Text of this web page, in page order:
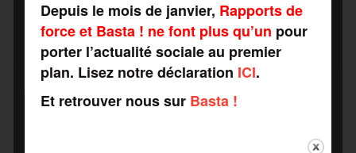
b
o
t
e
l a
g
g
t
Depuis le mois de janvier, Rapports de
force et Basta ! ne font plus qu’un pour
porter l’actualité sociale au premier
plan. Lisez notre déclaration ICI.
Et retrouver nous sur Basta !